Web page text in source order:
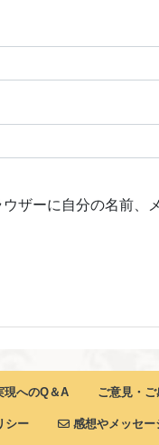
ザーに自分の名前、
現へのQ＆A ご意見・
シー 感想やメッセ